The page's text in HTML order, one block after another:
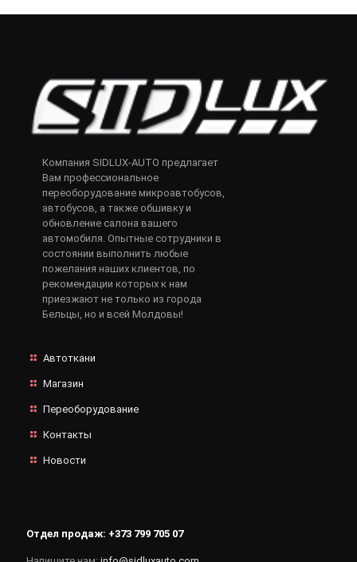
Компания SIDLUX-AUTO предлагает
Вам профессиональное
переоборудование микроавтобусов,
автобусов, а также обшивку и
обновление салона вашего
автомобиля. Опытные сотрудники в
состоянии выполнить любые
пожелания наших клиентов, по
рекомендации которых к нам
приезжают не только из города
Бельцы, но и всей Молдовы!
Автоткани
Магазин
Переоборудование
Контакты
Новости
Отдел продаж: +373 799 705 07